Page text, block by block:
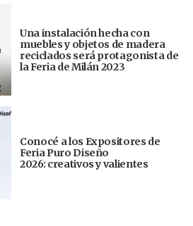
Una instalación hecha con
muebles y objetos de madera
reciclados será protagonista de
la Feria de Milán 2023
Conocé a los Expositores de
Feria Puro Diseño
2026: creativos y valientes